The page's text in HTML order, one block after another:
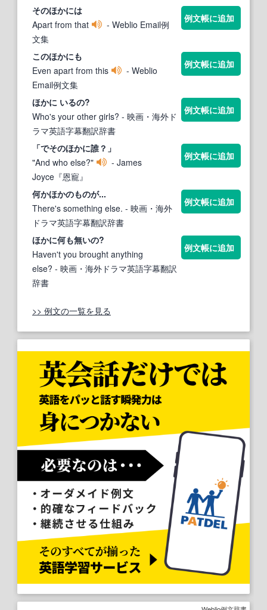
そのほかには
Apart from that
- Weblio Email例
文集
例文帳に追加
このほかにも
Even apart from this
- Weblio
Email例文集
例文帳に追加
ほかに いるの?
Who's your other girls? - 映画・海外ド
ラマ英語字幕翻訳辞書
例文帳に追加
「でそのほかに誰？」
"And who else?"
- James
Joyce『恩寵』
例文帳に追加
何かほかのものが...
There's something else. - 映画・海外
ドラマ英語字幕翻訳辞書
例文帳に追加
ほかに何も無いの?
Haven't you brought anything
else? - 映画・海外ドラマ英語字幕翻訳
辞書
例文帳に追加
>> 例文の一覧を見る